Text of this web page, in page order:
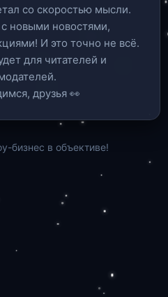
со скоростью мысли.
новыми новостями,
И это точно не всё.
для читателей и
друзья 👀
бизнес в объективе!